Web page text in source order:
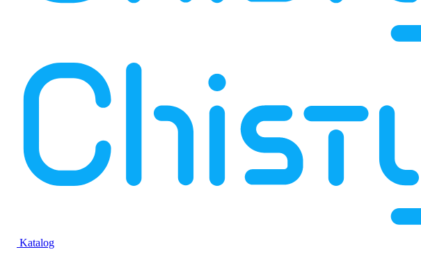
Katalog